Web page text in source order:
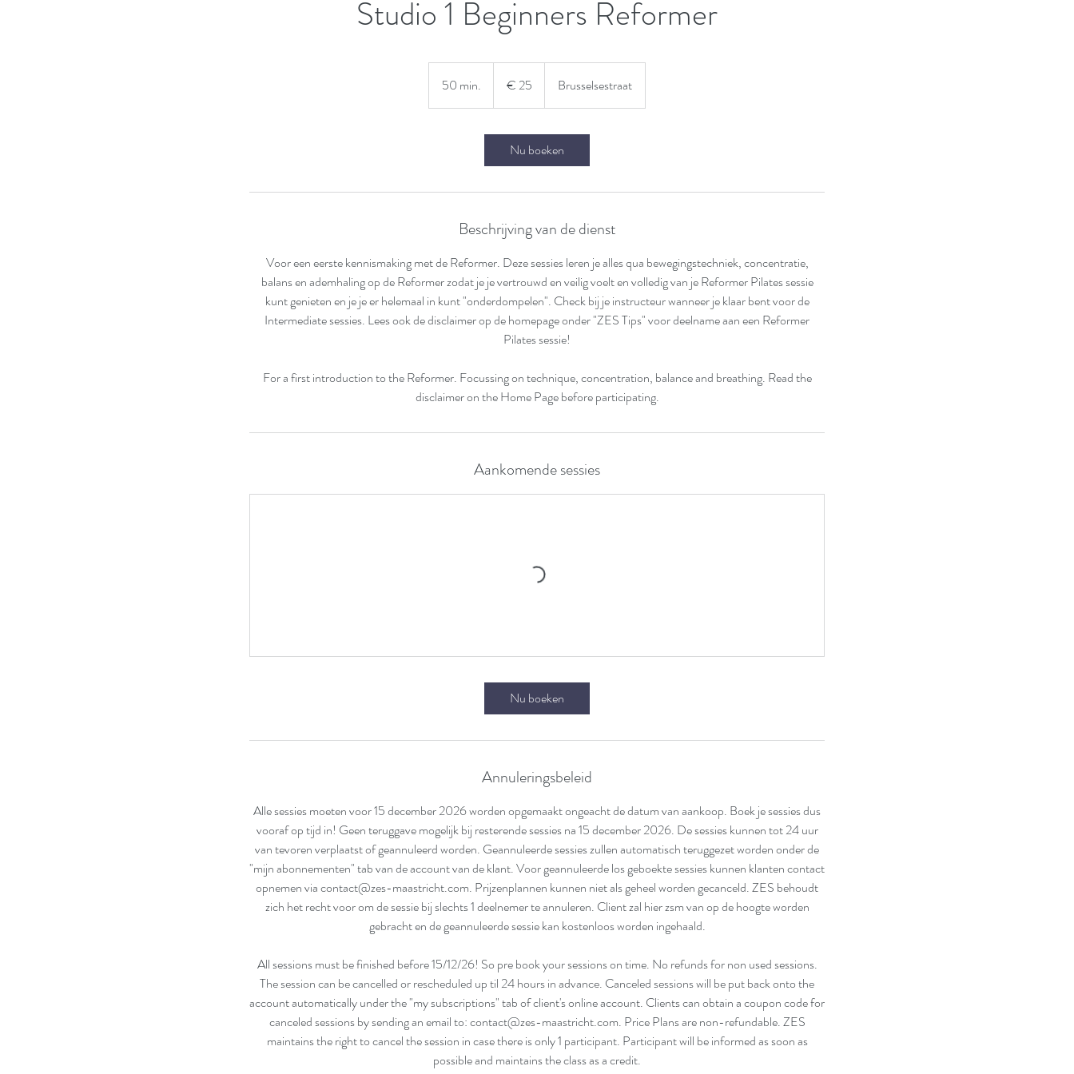
Studio 1 Beginners Reformer
50 min.
0
n
€ 25 Brusselsestraat
Nu boeken
Beschrijving van de dienst
Voor een eerste kennismaking met de Reformer. Deze sessies leren je alles qua bewegingstechniek, concentratie,
balans en ademhaling op de Reformer zodat je je vertrouwd en veilig voelt en volledig van je Reformer Pilates sessie
kunt genieten en je je er helemaal in kunt "onderdompelen". Check bij je instructeur wanneer je klaar bent voor de
Intermediate sessies. Lees ook de disclaimer op de homepage onder "ZES Tips" voor deelname aan een Reformer
Pilates sessie!
For a first introduction to the Reformer. Focussing on technique, concentration, balance and breathing. Read the
Aankomende sessies
Nu boeken
Annuleringsbeleid
Alle sessies moeten voor 15 december 2026 worden opgemaakt ongeacht de datum van aankoop. Boek je sessies dus
vooraf op tijd in! Geen teruggave mogelijk bij resterende sessies na 15 december 2026. De sessies kunnen tot 24 uur
van tevoren verplaatst of geannuleerd worden. Geannuleerde sessies zullen automatisch teruggezet worden onder de
"mijn abonnementen" tab van de account van de klant. Voor geannuleerde los geboekte sessies kunnen klanten contact
opnemen via contact@zes-maastricht.com. Prijzenplannen kunnen niet als geheel worden gecanceld. ZES behoudt
zich het recht voor om de sessie bij slechts 1 deelnemer te annuleren. Client zal hier zsm van op de hoogte worden
gebracht en de geannuleerde sessie kan kostenloos worden ingehaald.
All sessions must be finished before 15/12/26! So pre book your sessions on time. No refunds for non used sessions.
The session can be cancelled or rescheduled up til 24 hours in advance. Canceled sessions will be put back onto the
account automatically under the "my subscriptions" tab of client's online account. Clients can obtain a coupon code for
canceled sessions by sending an email to: contact@zes-maastricht.com. Price Plans are non-refundable. ZES
maintains the right to cancel the session in case there is only 1 participant. Participant will be informed as soon as
possible and maintains the class as a credit.